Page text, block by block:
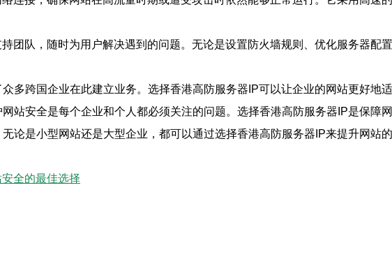
团队，随时为用户解决遇到的问题。无论是设置防火墙规则、优化服务器配
多跨国企业在此建立业务。选择香港高防服务器IP可以让企业的网站更好地
站安全是每个企业和个人都必须关注的问题。选择香港高防服务器IP是保障
论是小型网站还是大型企业，都可以通过选择香港高防服务器IP来提升网站的
全的最佳选择